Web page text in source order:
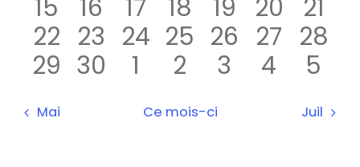
évènements
évènements
évènements
évènements
0
évènements
15
0
évènements
16
0
évènements
17
0
évènements
18
0
évènements
19
0
20
0
21
0
évènements
22 0
évènements
23 0
évènements
24 0
évènements
25 0
évènements
26 0
27 0
28
0
29 0
30
0
1
0
2
0
3
0
4
0
5
Mai Ce mois-ci Juil